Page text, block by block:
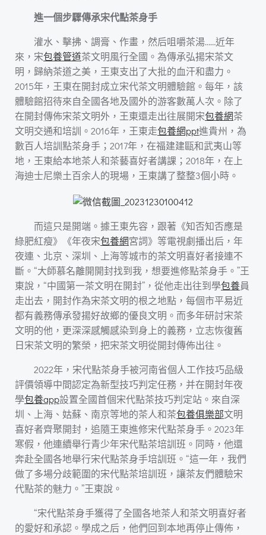
進一個步驟傳承宋代點茶身手
灌水、擊拂、調膏、作畫，然后咀嚼茶湯……近年
來，宋包養管道茶文明風行全國。為傳承弘揚宋茶文
明，歸納茶道之美，王東支出了大批的血汗和盡力。
2015年，王東在開封成立宋代茶文明體驗館。每年，該
體驗館招待來自全國各地及國外的游客數萬人次。除了
在開封傳佈宋茶文明外，王東還走出往展開宋包養網茶
文明交通和培訓。2016年，王東走包養網ppt進貴州，為
數百人培訓點茶身手；2017年，在福建建甌和武夷山等
地，王東給本地茶人和茶藝喜好者講課；2018年，在上
海迪士尼樂土百余人的現場，王東講了整整3個小時。
而這只是開端。據王東先容，跟著《知否知否應是
綠肥紅瘦》《年夜宋包養網宮詞》等電視劇播出后，年
夜連、北京、深圳、上海等城市的茶文明喜好者接連不
斷。“大師慕名離開開封找到我，想要進修點茶身手。”王
東說，“中國第一茶文明在開封”，從他走出往到學包養員
走出去，開封作為宋茶文明的根之地點，每個市平易近
都有義務傳承發揚好故鄉的優良文明。而多年研討宋茶
文明的他，更深深感觸感染到身上的義務，立志恢復舊
日宋茶文明的繁榮，把宋茶文明從開封傳佈出往。
2022年，宋代點茶身手被河南省個人工作技巧品級
評價領導中間認定為新型技巧判定任務，并在開封年夜
學包養app設置全國首個宋代點茶技巧判定站。來自深
圳、上海、姑蘇、南京等地的茶人和茶包養俱樂部文明
喜好者齊聚開封，追隨王東進修宋代點茶身手。2023年
寒假，他連續舉行青少年宋代點茶培訓班。同時，他還
奔赴全國各地舉行宋代點茶身手培訓班。“這一年，我們
做了多場分歧範圍的宋代點茶培訓班，讓茶友們體驗宋
代點茶的魅力。”王東說。
“宋代點茶身手獲得了全國各地茶人和茶文明喜好者
的愛好和承認。學成之后，他們回到本地再停止傳佈，